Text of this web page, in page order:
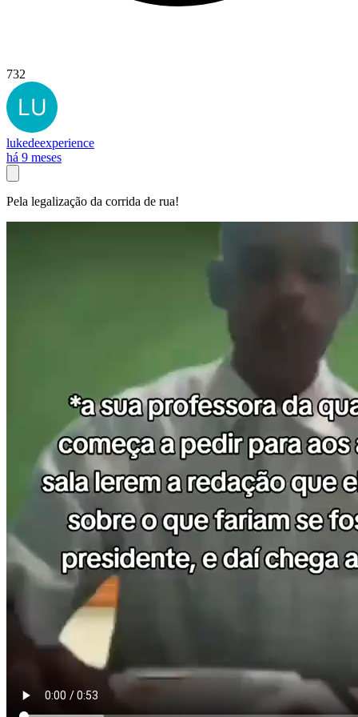
732
lukedeexperience
há 9 meses
Pela legalização da corrida de rua!